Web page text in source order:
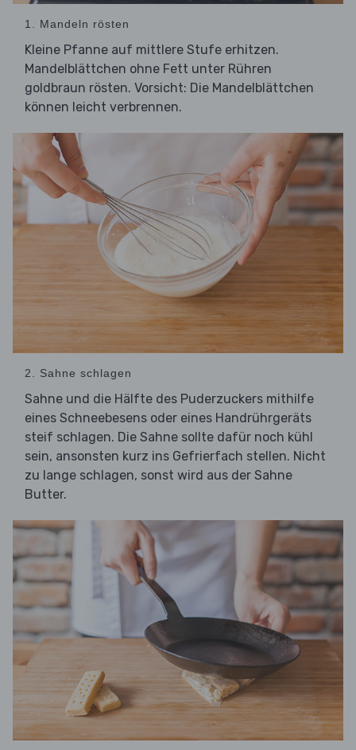
1. Mandeln rösten
Kleine Pfanne auf mittlere Stufe erhitzen.
Mandelblättchen ohne Fett unter Rühren
goldbraun rösten. Vorsicht: Die Mandelblättchen
können leicht verbrennen.
2. Sahne schlagen
Sahne und die Hälfte des Puderzuckers mithilfe
eines Schneebesens oder eines Handrührgeräts
steif schlagen. Die Sahne sollte dafür noch kühl
sein, ansonsten kurz ins Gefrierfach stellen. Nicht
zu lange schlagen, sonst wird aus der Sahne
Butter.